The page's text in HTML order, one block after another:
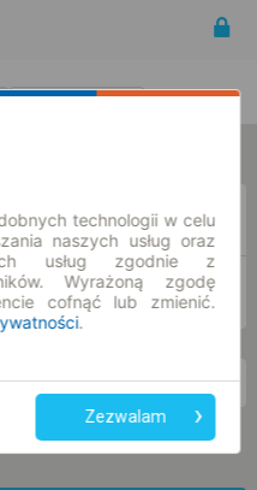
-- : --
technologii w celu
naszych usług oraz
usług zgodnie z
Wyrażoną zgodę
cofnąć lub zmienić.
.
Zezwalam